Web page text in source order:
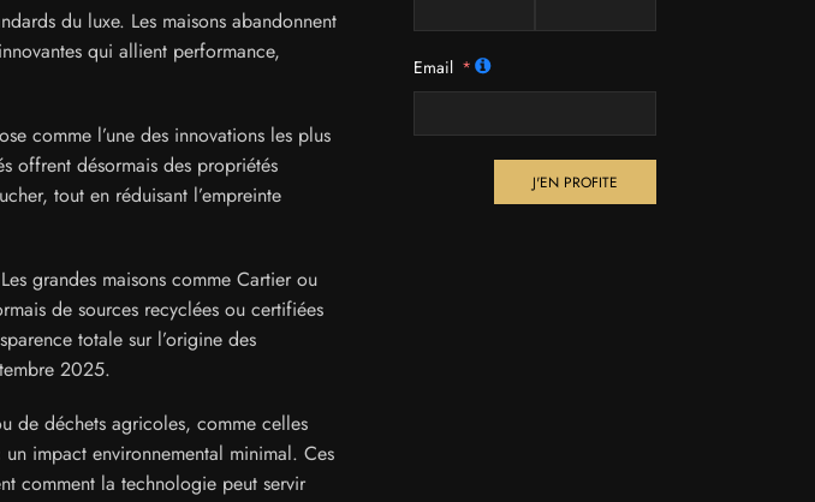
du luxe. Les maisons abandonnent
qui allient performance,
comme l’une des innovations les plus
offrent désormais des propriétés
tout en réduisant l’empreinte
grandes maisons comme Cartier ou
de sources recyclées ou certifiées
totale sur l’origine des
2025.
de déchets agricoles, comme celles
impact environnemental minimal. Ces
comment la technologie peut servir
Email
J'EN PROFITE